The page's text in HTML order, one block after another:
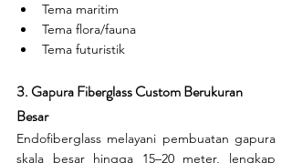
Tema maritim
Tema flora/fauna
Tema futuristik
3. Gapura Fiberglass Custom Berukuran
Besar
Endofiberglass melayani pembuatan gapura
skala besar hingga 15–20 meter, lengkap